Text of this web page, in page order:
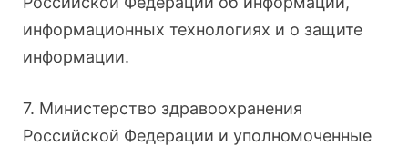
информационных технологиях и о защите
информации.
7. Министерство здравоохранения
Российской Федерации и уполномоченные